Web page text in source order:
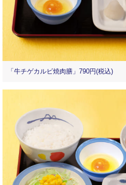
「牛チゲカルビ焼肉膳」790円(税込)